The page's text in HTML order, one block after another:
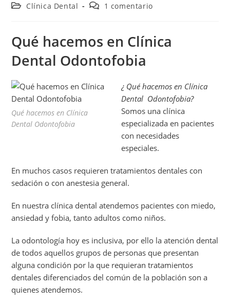
Clínica Dental
1 comentario
Qué hacemos en Clínica
Dental Odontofobia
Qué hacemos en Clínica
Dental Odontofobia
¿ Qué hacemos en Clínica
Dental Odontofobia?
Somos una clínica
especializada en pacientes
con necesidades
especiales.
En muchos casos requieren tratamientos dentales con
sedación o con anestesia general.
En nuestra clínica dental atendemos pacientes con miedo,
ansiedad y fobia, tanto adultos como niños.
La odontología hoy es inclusiva, por ello la atención dental
de todos aquellos grupos de personas que presentan
alguna condición por la que requieran tratamientos
dentales diferenciados del común de la población son a
quienes atendemos.